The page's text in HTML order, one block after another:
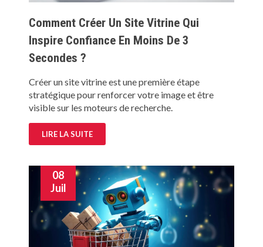
Comment Créer Un Site Vitrine Qui
Inspire Confiance En Moins De 3
Secondes ?
Créer un site vitrine est une première étape
stratégique pour renforcer votre image et être
visible sur les moteurs de recherche.
LIRE LA SUITE
08
Juil